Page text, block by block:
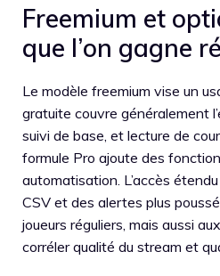
Freemium et
que l’on gagne
Le modèle freemium vise un
gratuite couvre généralement
suivi de base, et lecture de
formule Pro ajoute des
automatisation. L’accès étendu
CSV et des alertes plus
joueurs réguliers, mais aussi
corréler qualité du stream et